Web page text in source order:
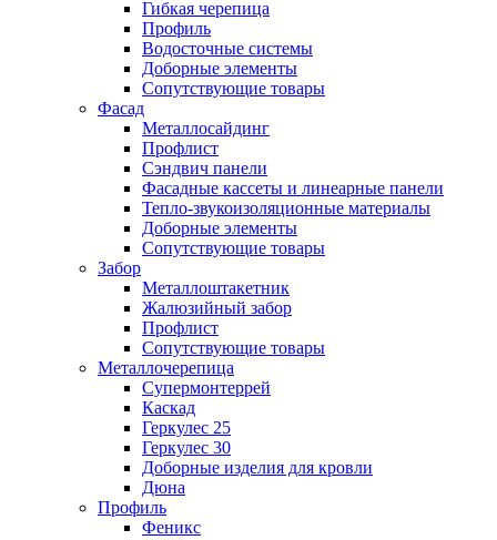
Гибкая черепица
Профиль
Водосточные системы
Доборные элементы
Сопутствующие товары
Фасад
Металлосайдинг
Профлист
Сэндвич панели
Фасадные кассеты и линеарные панели
Тепло-звукоизоляционные материалы
Доборные элементы
Сопутствующие товары
Забор
Металлоштакетник
Жалюзийный забор
Профлист
Сопутствующие товары
Металлочерепица
Супермонтеррей
Каскад
Геркулес 25
Геркулес 30
Доборные изделия для кровли
Дюна
Профиль
Феникс